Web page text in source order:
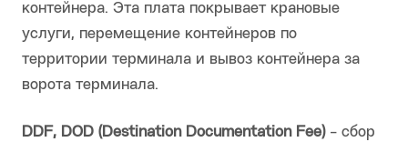
контейнера. Эта плата покрывает крановые
услуги, перемещение контейнеров по
территории терминала и вывоз контейнера за
ворота терминала.
DDF, DOD (Destination Documentation Fee)- сбор